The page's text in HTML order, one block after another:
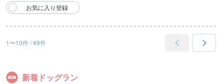
1〜10件 / 49件
新着ドッグラン